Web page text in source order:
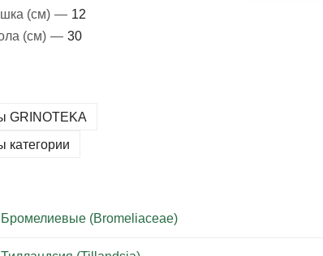
(см) — 12
(см) — 30
GRINOTEKA
категории
Бромелиевые (Bromeliaceae)